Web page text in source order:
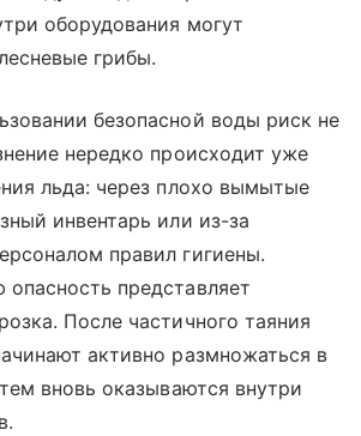
оборудования могут
грибы.
безопасной воды риск не
нередко происходит уже
льда: через плохо вымытые
инвентарь или из-за
правил гигиены.
представляет
После частичного таяния
активно размножаться в
вновь оказываются внутри